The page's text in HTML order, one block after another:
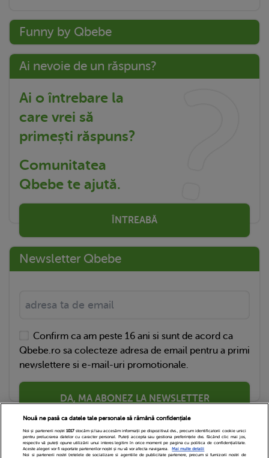
Funny by Qbebe
Ai nevoie de un răspuns?
Ai o întrebare la
care vrei să
primești răspuns?
Comunitatea
Qbebe te ajută.
ÎNTREABĂ
Newsletter Qbebe
Confirm ca am peste 16 ani si sunt de acord ca
Qbebe.ro sa colecteze adresa de email pentru a primi
newslettere si e-mail-uri promotionale.
DA, MA ABONEZ LA NEWSLETTER
Nouă ne pasă ca datele tale personale să rămână confidențiale
Noi și partenerii noștri 1017stocăm și/sau accesăm informații pe dispozitivul dvs., precum identificatorii cookie unici
pentru prelucrarea datelor cu caracter personal. Puteți accepta sau gestiona preferințele dvs. făcând clic mai jos,
respectiv vă puteți opune utilizării unui interes legitim în orice moment pe pagina cu politica de confidențialitate.
Aceste alegeri vor fi raportate partenerilor noștri și nu vă vor afecta navigarea.
Mai multe detalii
Noi si partenerii nostri (retelele de socializare si agentiile de publicitate partenere, precum si furnizorii nostri de